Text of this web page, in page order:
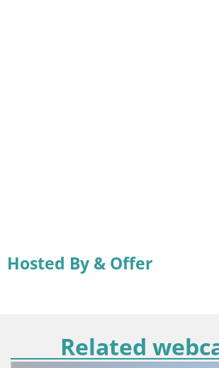
Hosted By & Offer
Related